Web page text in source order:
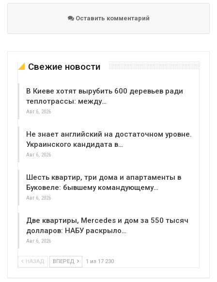
Оставить комментарий
Свежие новости
В Киеве хотят вырубить 600 деревьев ради
теплотрассы: между…
Авг 6, 2026
Не знает английский на достаточном уровне.
Украинского кандидата в…
Авг 6, 2026
Шесть квартир, три дома и апартаменты в
Буковеле: бывшему командующему…
Авг 6, 2026
Две квартиры, Mercedes и дом за 550 тысяч
долларов: НАБУ раскрыло…
Авг 6, 2026
НАЗАД ВПЕРЕД 1 из 17 230